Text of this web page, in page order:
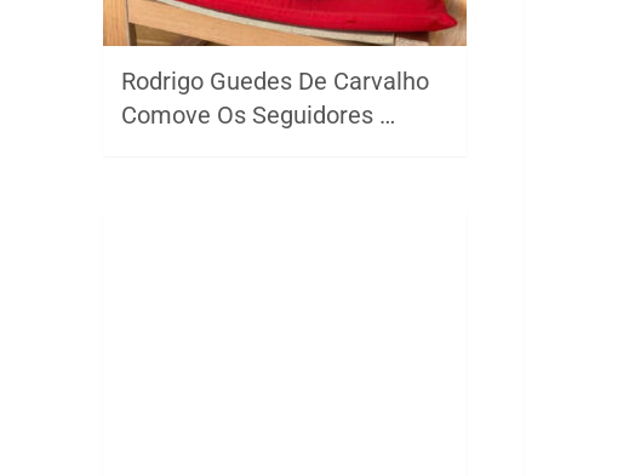
Rodrigo Guedes De Carvalho
Comove Os Seguidores …